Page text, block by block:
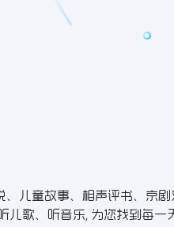
儿童故事、相声评书、京
歌、听音乐, 为您找到每一